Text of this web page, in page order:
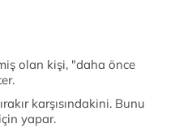
olan kişi, "daha önce
karşısındakini. Bunu
yapar.